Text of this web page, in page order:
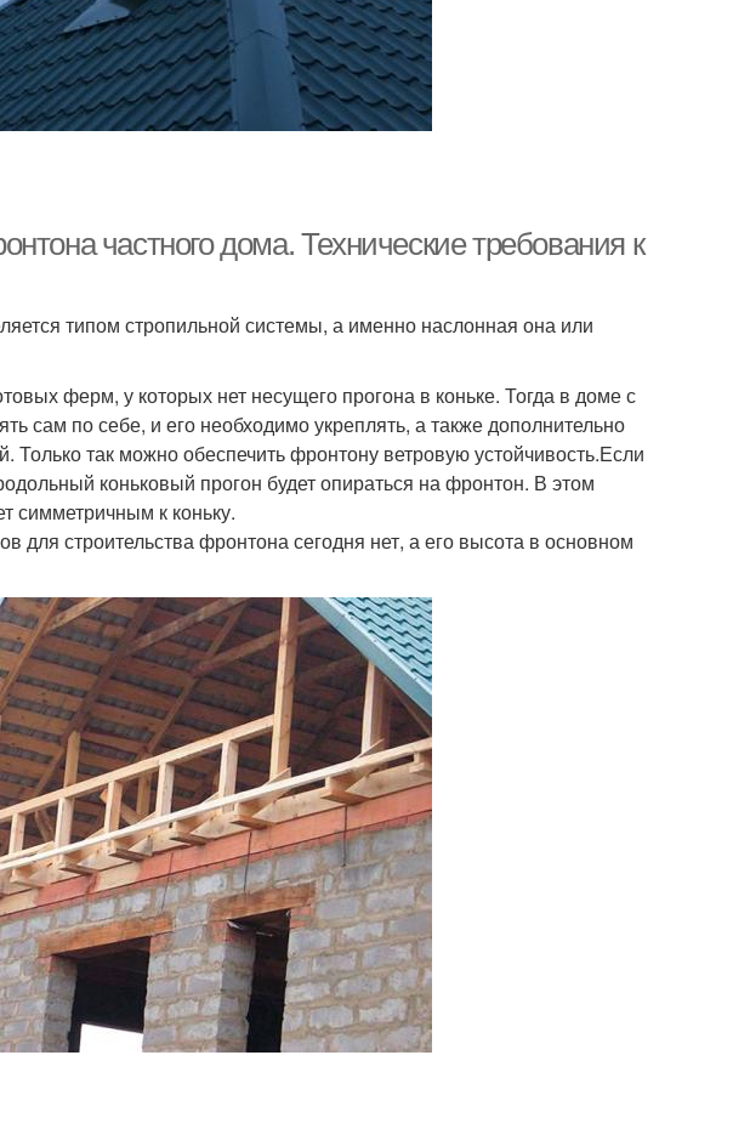
частного дома. Технические требования к
типом стропильной системы, а именно наслонная она или
ферм, у которых нет несущего прогона в коньке. Тогда в доме с
сам по себе, и его необходимо укреплять, а также дополнительно
так можно обеспечить фронтону ветровую устойчивость.Если
коньковый прогон будет опираться на фронтон. В этом
симметричным к коньку.
для строительства фронтона сегодня нет, а его высота в основном